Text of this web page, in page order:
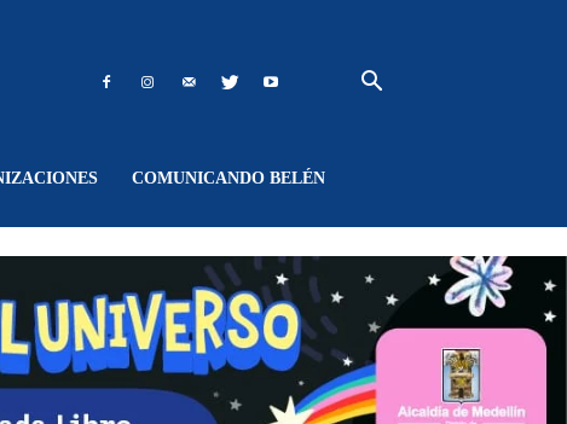
COMUNICANDO BELÉN